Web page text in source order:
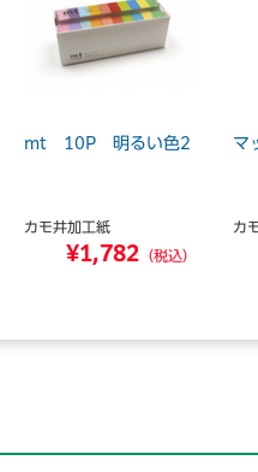
mt 10P 明るい色2
カモ井加工紙
¥1,782 （税込）
マ
カ